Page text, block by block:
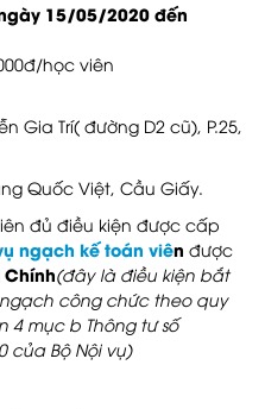
15/05/2020 đến
học viên
Gia Trí( đường D2 cũ), P.25,
Quốc Việt, Cầu Giấy.
đủ điều kiện được cấp
ngạch kế toán viên được
Chính(đây là điều kiện bắt
công chức theo quy
4 mục b Thông tư số
của Bộ Nội vụ)